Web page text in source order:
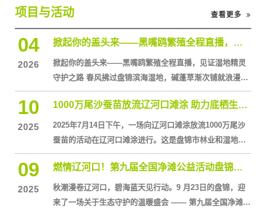
项目与活动 查看更多
04
2026
掀起你的盖头来——黑嘴鸥繁殖全程直播，见证湿地精灵守护之路
掀起你的盖头来——黑嘴鸥繁殖全程直播，见证湿地精灵
守护之路 春风拂过盘锦滨海湿地，碱蓬草渐次铺就浪漫红
滩，这片全球珍稀的黑嘴鸥繁殖地，正以全新的方式揭开
神秘面纱。如今，专业设备架设于黑嘴鸥繁衍栖息的核心
区域，将它们繁殖的每一个珍贵瞬间，实时同步到市内广
场的各大屏幕上，一场全程不间断的黑嘴鸥繁殖直播，让
公众得以近距离一睹湿地精灵的风采，在直观感受生命美
好的同时，读
10
2025
1000万尾沙蚕苗放流辽河口滩涂 助力底栖生态修复
2025年7月14日下午，一场向辽河口滩涂放流1000万尾沙
蚕苗的活动在辽河口滩涂进行。这是盘锦市林业和湿地保
护管理局联合盘锦市黑嘴鸥保护协会、盘山县农业农村局
以及盘山县海陆水产有限公司共同开展的，此举旨在修复
底栖生态。参加放流活动的全体成员，左九为盘锦市林业
和湿地保护管理局局长纪金章此次放流的沙蚕苗为一家不
09
2025
燃情辽河口！第九届全国净滩公益活动盘锦站圆满启动，这份守护力量太动人！
秋潮漫卷辽河口，碧海蓝天见行动。9 月23日的盘锦，迎
来了一场关于生态守护的温暖盛会 —— 第九届全国净滩公